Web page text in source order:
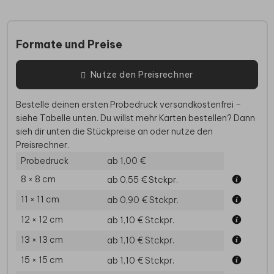
Formate und Preise
Nutze den Preisrechner
Bestelle deinen ersten Probedruck versandkostenfrei –
siehe Tabelle unten. Du willst mehr Karten bestellen? Dann
sieh dir unten die Stückpreise an oder nutze den
Preisrechner.
Probedruck
ab 1,00 €
8 × 8 cm
ab 0,55 €Stckpr.
11 × 11 cm
ab 0,90 €Stckpr.
12 × 12 cm
ab 1,10 €Stckpr.
13 × 13 cm
ab 1,10 €Stckpr.
15 × 15 cm
ab 1,10 €Stckpr.